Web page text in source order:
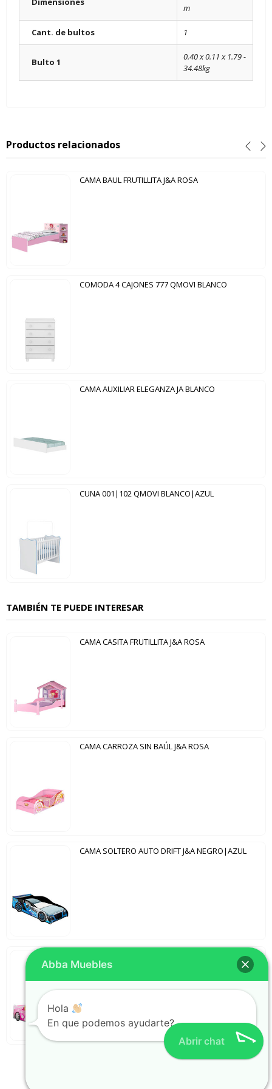
m
Cant. de bultos 1
Bulto 1
0.40 x 0.11 x 1.79 -
34.48kg
Productos relacionados
CAMA BAUL FRUTILLITA J&A ROSA
COMODA 4 CAJONES 777 QMOVI BLANCO
CAMA AUXILIAR ELEGANZA JA BLANCO
CUNA 001|102 QMOVI BLANCO|AZUL
TAMBIÉN TE PUEDE INTERESAR
CAMA CASITA FRUTILLITA J&A ROSA
CAMA CARROZA SIN BAÚL J&A ROSA
CAMA SOLTERO AUTO DRIFT J&A NEGRO|AZUL
Abrir chat
Abba Muebles
Hola
En que podemos ayudarte?